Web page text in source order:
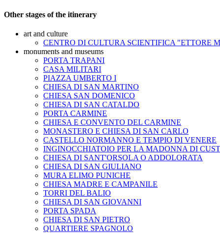
Other stages of the itinerary
art and culture
CENTRO DI CULTURA SCIENTIFICA "ETTORE
monuments and museums
PORTA TRAPANI
CASA MILITARI
PIAZZA UMBERTO I
CHIESA DI SAN MARTINO
CHIESA SAN DOMENICO
CHIESA DI SAN CATALDO
PORTA CARMINE
CHIESA E CONVENTO DEL CARMINE
MONASTERO E CHIESA DI SAN CARLO
CASTELLO NORMANNO E TEMPIO DI VENERE
INGINOCCHIATOIO PER LA MADONNA DI
CHIESA DI SANT'ORSOLA O ADDOLORATA
CHIESA DI SAN GIULIANO
MURA ELIMO PUNICHE
CHIESA MADRE E CAMPANILE
TORRI DEL BALIO
CHIESA DI SAN GIOVANNI
PORTA SPADA
CHIESA DI SAN PIETRO
QUARTIERE SPAGNOLO